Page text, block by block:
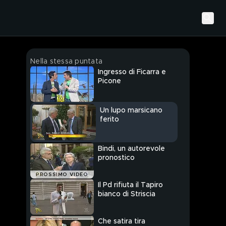
Nella stessa puntata
Ingresso di Ficarra e
Picone
Un lupo marsicano
ferito
PROSSIMO VIDEO
Bindi, un autorevole
pronostico
Il Pd rifiuta il Tapiro
bianco di Striscia
Che satira tira